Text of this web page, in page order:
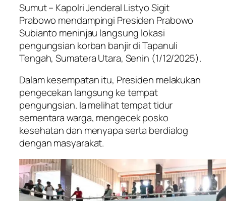
Sumut – Kapolri Jenderal Listyo Sigit
Prabowo mendampingi Presiden Prabowo
Subianto meninjau langsung lokasi
pengungsian korban banjir di Tapanuli
Tengah, Sumatera Utara, Senin (1/12/2025).
Dalam kesempatan itu, Presiden melakukan
pengecekan langsung ke tempat
pengungsian. Ia melihat tempat tidur
sementara warga, mengecek posko
kesehatan dan menyapa serta berdialog
dengan masyarakat.